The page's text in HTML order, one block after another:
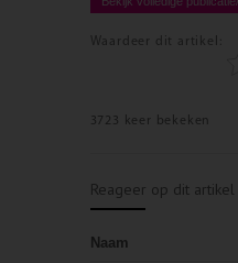
Waardeer dit artikel:
3723 keer bekeken
Reageer op dit artikel
Naam